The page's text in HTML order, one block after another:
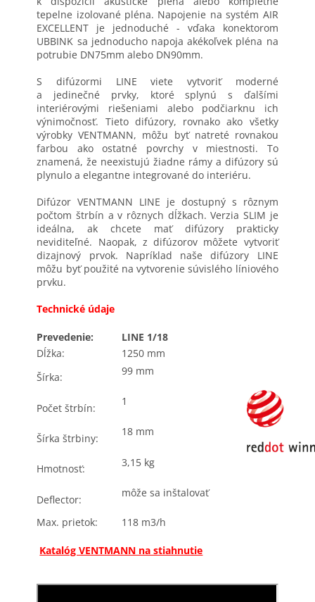
tepelne izolované pléna. Napojenie na systém AIR
EXCELLENT je jednoduché - vďaka konektorom
UBBINK sa jednoducho napoja akékoľvek pléna na
potrubie DN75mm alebo DN90mm.
S difúzormi LINE viete vytvoriť moderné
a jedinečné prvky, ktoré splynú s ďalšími
interiérovými riešeniami alebo podčiarknu ich
výnimočnosť. Tieto difúzory, rovnako ako všetky
výrobky VENTMANN, môžu byť natreté rovnakou
farbou ako ostatné povrchy v miestnosti. To
znamená, že neexistujú žiadne rámy a difúzory sú
plynulo a elegantne integrované do interiéru.
Difúzor VENTMANN LINE je dostupný s rôznym
počtom štrbín a v rôznych dĺžkach. Verzia SLIM je
ideálna, ak chcete mať difúzory prakticky
neviditeľné. Naopak, z difúzorov môžete vytvoriť
dizajnový prvok. Napríklad naše difúzory LINE
môžu byť použité na vytvorenie súvislého líniového
prvku.
Technické údaje
Prevedenie:
LINE 1/18
Dĺžka:
1250 mm
Šírka:
99 mm
Počet štrbín:
1
Šírka štrbiny:
18 mm
Hmotnosť: 3,15 kg
Deflector:
môže sa inštalovať
Max. prietok: 118 m3/h
Katalóg VENTMANN na stiahnutie